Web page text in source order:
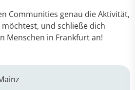
Communities genau die Aktivität,
und schließe dich
Menschen in Frankfurt an!